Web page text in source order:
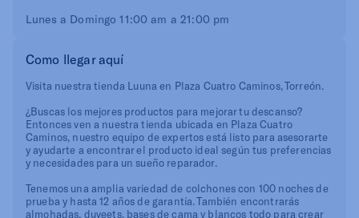
Lunes a Domingo 11:00 am a 21:00 pm
Como llegar aquí
Visita nuestra tienda Luuna en Plaza Cuatro Caminos, Torreón.
¿Buscas los mejores productos para mejorar tu descanso?
Entonces ven a nuestra tienda ubicada en Plaza Cuatro
Caminos, nuestro equipo de expertos está listo para asesorarte
y ayudarte a encontrar el producto ideal según tus preferencias
y necesidades para un sueño reparador.
Tenemos una amplia variedad de colchones con 100 noches de
prueba y hasta 12 años de garantía. También encontrarás
almohadas, duveets, bases de cama y blancos todo para crear